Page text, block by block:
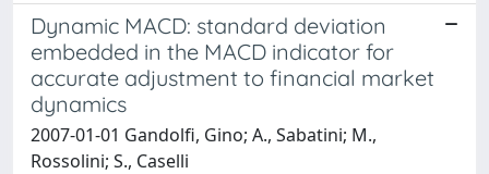
Dynamic MACD: standard deviation
embedded in the MACD indicator for
accurate adjustment to financial market
dynamics
2007-01-01 Gandolfi, Gino; A., Sabatini; M.,
Rossolini; S., Caselli